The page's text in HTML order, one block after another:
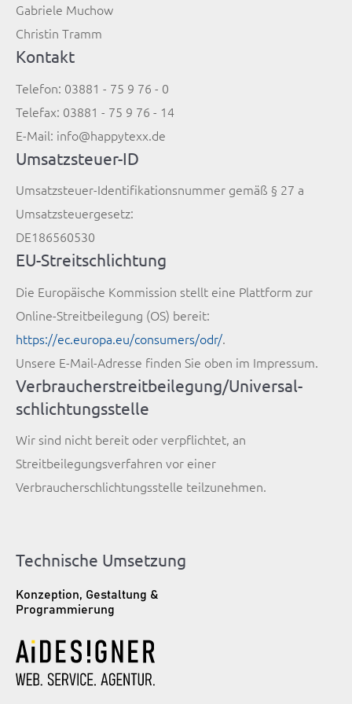
Gabriele Muchow
Christin Tramm
Kontakt
Telefon: 03881 - 75 9 76 - 0
Telefax: 03881 - 75 9 76 - 14
E-Mail: info@happytexx.de
Umsatzsteuer-ID
Umsatzsteuer-Identifikationsnummer gemäß § 27 a
Umsatzsteuergesetz:
DE186560530
EU-Streitschlichtung
Die Europäische Kommission stellt eine Plattform zur
Online-Streitbeilegung (OS) bereit:
https://ec.europa.eu/consumers/odr/.
Unsere E-Mail-Adresse finden Sie oben im Impressum.
Verbraucher­streit­beilegung/Universal­
schlichtungs­stelle
Wir sind nicht bereit oder verpflichtet, an
Streitbeilegungsverfahren vor einer
Verbraucherschlichtungsstelle teilzunehmen.
Technische Umsetzung
Konzeption, Gestaltung &
Programmierung